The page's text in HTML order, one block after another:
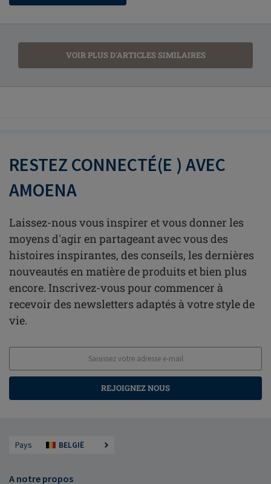
VOIR PLUS D'ARTICLES SIMILAIRES
RESTEZ CONNECTÉ(E ) AVEC
AMOENA
Laissez-nous vous inspirer et vous donner les
moyens d'agir en partageant avec vous des
histoires inspirantes, des conseils, les dernières
nouveautés en matière de produits et bien plus
encore. Inscrivez-vous pour commencer à
recevoir des newsletters adaptés à votre style de
vie.
REJOIGNEZ NOUS
Pays BELGIË
A notre propos